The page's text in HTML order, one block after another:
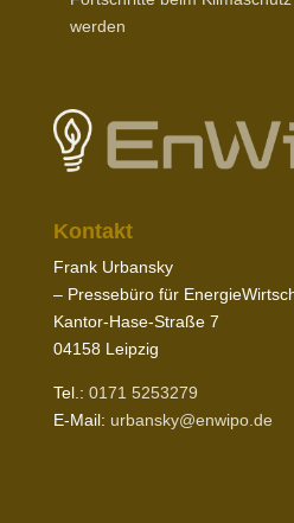
werden
Kontakt
Frank Urbansky
– Pres­sebüro für
Kantor-​Hase-​Straße 7
04158Leipzig
Tel.: 0171 5253279
E‑Mail: urbansky@​enwipo.​de